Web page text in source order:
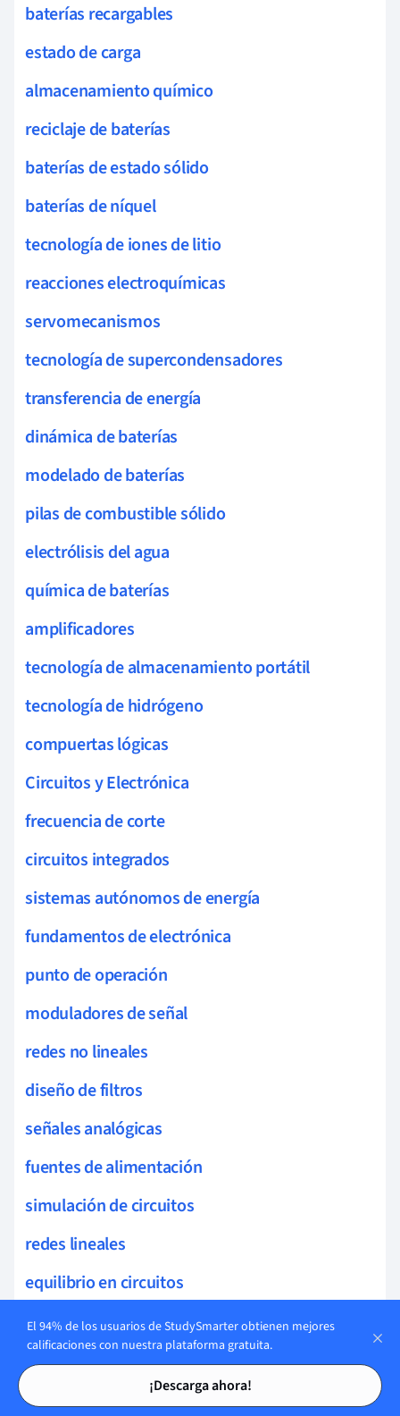
Tarjetas de estudio
Tarjetas de estudio
baterías recargables
estado de carga
almacenamiento químico
reciclaje de baterías
baterías de estado sólido
baterías de níquel
tecnología de iones de litio
reacciones electroquímicas
servomecanismos
tecnología de supercondensadores
transferencia de energía
dinámica de baterías
modelado de baterías
pilas de combustible sólido
electrólisis del agua
química de baterías
amplificadores
tecnología de almacenamiento portátil
tecnología de hidrógeno
compuertas lógicas
Circuitos y Electrónica
frecuencia de corte
circuitos integrados
sistemas autónomos de energía
fundamentos de electrónica
punto de operación
moduladores de señal
redes no lineales
diseño de filtros
señales analógicas
fuentes de alimentación
simulación de circuitos
redes lineales
equilibrio en circuitos
osciladores
análisis en tiempo
análisis en frecuencia
El 94% de los usuarios de StudySmarter obtienen mejores
calificaciones con nuestra plataforma gratuita.
¡Descarga ahora!